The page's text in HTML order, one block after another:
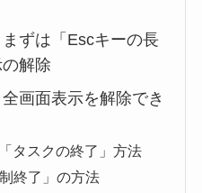
ずは「Escキーの長
解除
画面表示を解除でき
タスクの終了」方法
終了」の方法